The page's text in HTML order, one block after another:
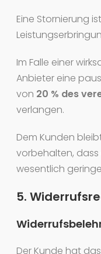
Eine Stornierung
Im Falle einer
Anbieter eine
von 20 % des
verlangen.
Dem Kunden
vorbehalten, dass
wesentlich
5.
Der Kunde hat